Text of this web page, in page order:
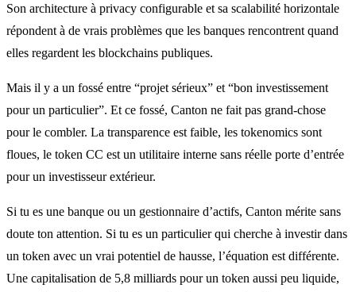
Son architecture à privacy configurable et sa scalabilité horizontale
répondent à de vrais problèmes que les banques rencontrent quand
elles regardent les blockchains publiques.
Mais il y a un fossé entre “projet sérieux” et “bon investissement
pour un particulier”. Et ce fossé, Canton ne fait pas grand-chose
pour le combler. La transparence est faible, les tokenomics sont
floues, le token CC est un utilitaire interne sans réelle porte d’entrée
pour un investisseur extérieur.
Si tu es une banque ou un gestionnaire d’actifs, Canton mérite sans
doute ton attention. Si tu es un particulier qui cherche à investir dans
un token avec un vrai potentiel de hausse, l’équation est différente.
Une capitalisation de 5,8 milliards pour un token aussi peu liquide,